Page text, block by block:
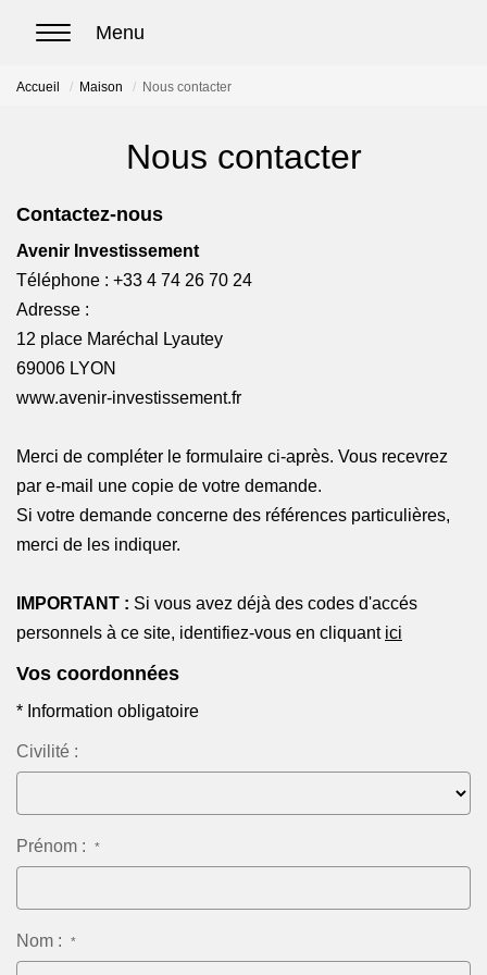
ACHETER
Chasse immobilière
LOUER
NOTRE AGENCE
Notre magazine
Nos partenaires
Accueil Maison Nous contacter
Nous contacter
Contactez-nous
Avenir Investissement
Téléphone : +33 4 74 26 70 24
Adresse :
12 place Maréchal Lyautey
69006 LYON
www.avenir-investissement.fr
Merci de compléter le formulaire ci-après. Vous recevrez
par e-mail une copie de votre demande.
Si votre demande concerne des références particulières,
merci de les indiquer.
IMPORTANT : Si vous avez déjà des codes d'accés
personnels à ce site, identifiez-vous en cliquant ici
Vos coordonnées
* Information obligatoire
Civilité :
Prénom : *
Nom : *